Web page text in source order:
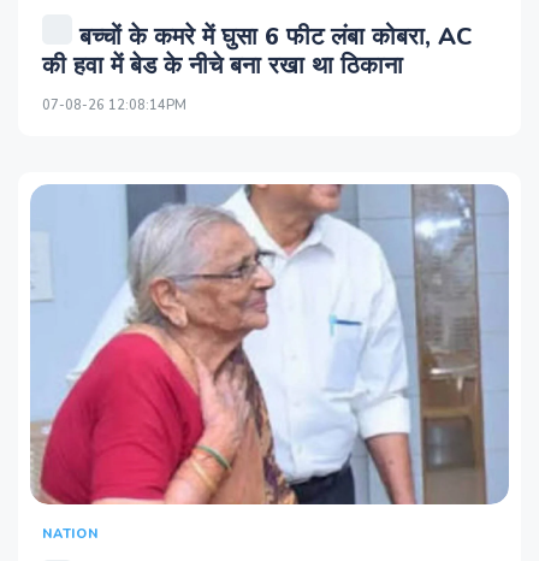
बच्चों के कमरे में घुसा 6 फीट लंबा कोबरा, AC
की हवा में बेड के नीचे बना रखा था ठिकाना
07-08-26 12:08:14PM
NATION